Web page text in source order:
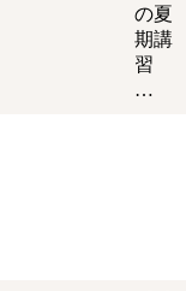
の夏
期講
習
…